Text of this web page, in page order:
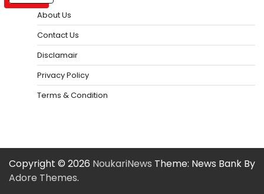
About Us
Contact Us
Disclamair
Privacy Policy
Terms & Condition
Copyright © 2026 NoukariNews Theme: News Bank By
Adore Themes.